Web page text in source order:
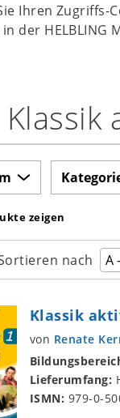
Ihren Zugriffs-
der HELBLING
zeigen
nach
Klassik
von Renate
Lieferumfang:
ISMN: 979-0-